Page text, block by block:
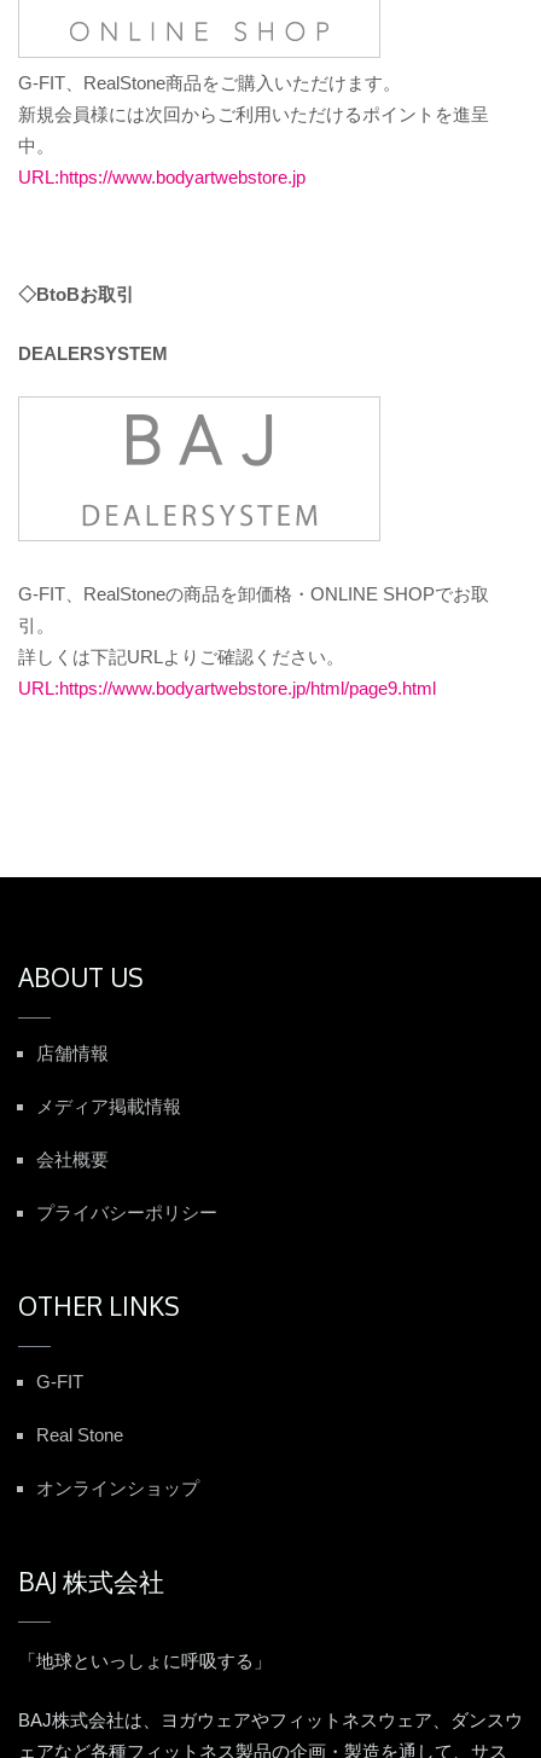
G-FIT、RealStone商品をご購入いただけます。
新規会員様には次回からご利用いただけるポイントを進呈
中。
URL:https://www.bodyartwebstore.jp
◇BtoBお取引
DEALERSYSTEM
G-FIT、RealStoneの商品を卸価格・ONLINE SHOPでお取
引。
詳しくは下記URLよりご確認ください。
URL:https://www.bodyartwebstore.jp/html/page9.html
ABOUT US
店舗情報
メディア掲載情報
会社概要
プライバシーポリシー
OTHER LINKS
G-FIT
Real Stone
オンラインショップ
BAJ 株式会社
「地球といっしょに呼吸する」
BAJ株式会社は、ヨガウェアやフィットネスウェア、ダンスウ
ェアなど各種フィットネス製品の企画・製造を通して、サス